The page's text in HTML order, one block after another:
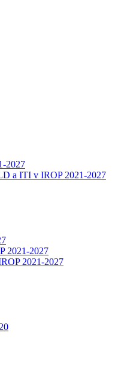
2027
a ITI v IROP 2021-2027
2021-2027
2021-2027